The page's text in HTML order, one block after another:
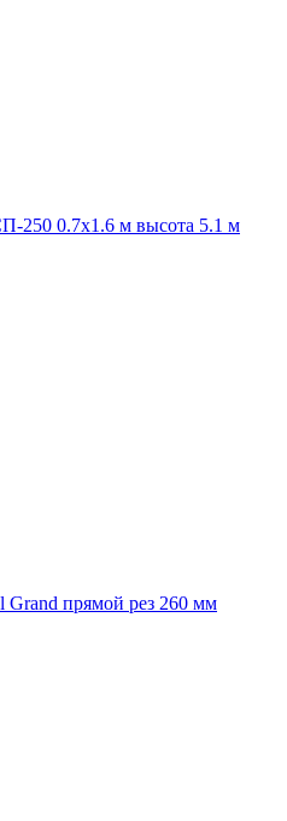
250 0.7х1.6 м высота 5.1 м
прямой рез 260 мм